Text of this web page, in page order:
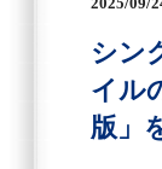
シン
イル
版」